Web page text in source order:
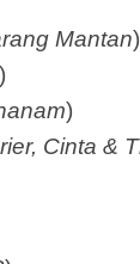
Mantan)
)
)
Cinta &